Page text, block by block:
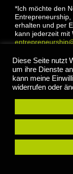
*Ich möchte den
Entrepreneurship,
erhalten und per
kann jederzeit mit
© 2022
Diese Seite nutzt
um ihre Dienste
kann meine
widerrufen oder